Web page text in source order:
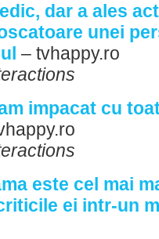
dar a ales
unei
– tvhappy.ro
impacat cu
este cel mai
ei intr-un